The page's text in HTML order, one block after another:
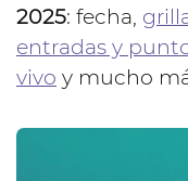
2025: fecha,
entradas y
vivo y mucho